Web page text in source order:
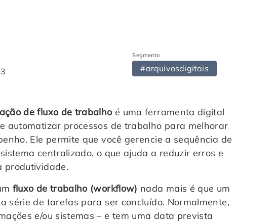
Segmento
#arquivosdigitais
de fluxo de trabalhoé uma ferramenta digital
automatizar processos de trabalho para melhorar
Ele permite que você gerencie a sequência de
centralizado, o que ajuda a reduzir erros e
produtividade.
fluxo de trabalho (workflow) nada mais é que um
série de tarefas para ser concluído. Normalmente,
e/ou sistemas – e tem uma data prevista